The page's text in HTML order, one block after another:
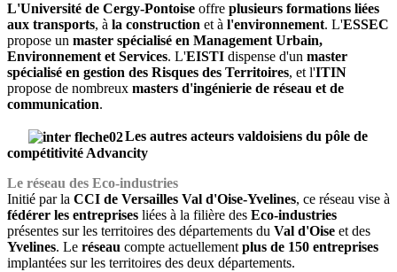
L'Université de Cergy-Pontoise offre plusieurs formations liées
aux transports, à la construction et à l'environnement. L'ESSEC
propose un master spécialisé en Management Urbain,
Environnement et Services. L'EISTI dispense d'un master
spécialisé en gestion des Risques des Territoires, et l'ITIN
propose de nombreux masters d'ingénierie de réseau et de
communication.
Les autres acteurs valdoisiens du pôle de
compétitivité Advancity
Le réseau des Eco-industries
Initié par la CCI de Versailles Val d'Oise-Yvelines, ce réseau vise à
fédérer les entreprises liées à la filière des Eco-industries
présentes sur les territoires des départements du Val d'Oise et des
Yvelines. Le réseau compte actuellement plus de 150 entreprises
implantées sur les territoires des deux départements.